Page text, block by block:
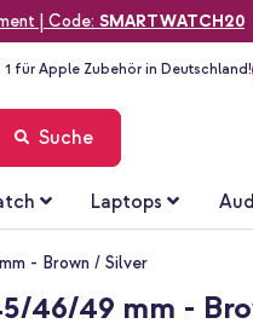
| Code: SMARTWATCH20
1 für Apple Zubehör in Deutschland!
Suche
Laptops
- Brown / Silver
46/49 mm -